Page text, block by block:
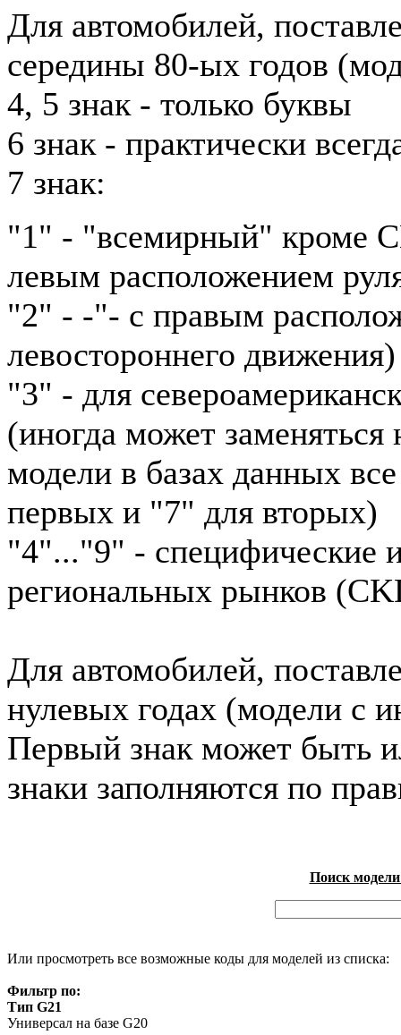
Для автомобилей,
середины 80-ых годов
4, 5 знак - только буквы
6 знак - практически
7 знак:
"1" - "всемирный" кроме
левым расположением
"2" - -"- с правым
левостороннего движения)
"3" - для
(иногда может
модели в базах данных
первых и "7" для вторых)
"4"..."9" - специфические
региональных рынков
Для автомобилей,
нулевых годах (модели с
Первый знак может быть
знаки заполняются по
Поиск
Или просмотреть все возможные коды для моделей из списка:
Фильтр по:
Тип G21
Универсал на базе G20